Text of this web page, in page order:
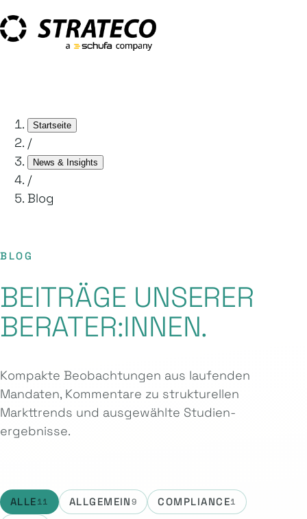
Startseite
/
News & Insights
/
Blog
BLOG
BEITRÄGE UNSERER
BERATER:INNEN.
Kompakte Beobachtungen aus laufenden
Mandaten, Kommentare zu strukturellen
Markttrends und ausgewählte Studien­
ergebnisse.
ALLE11 ALLGEMEIN9 COMPLIANCE1